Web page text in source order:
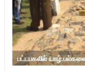
பட்டபகலில்